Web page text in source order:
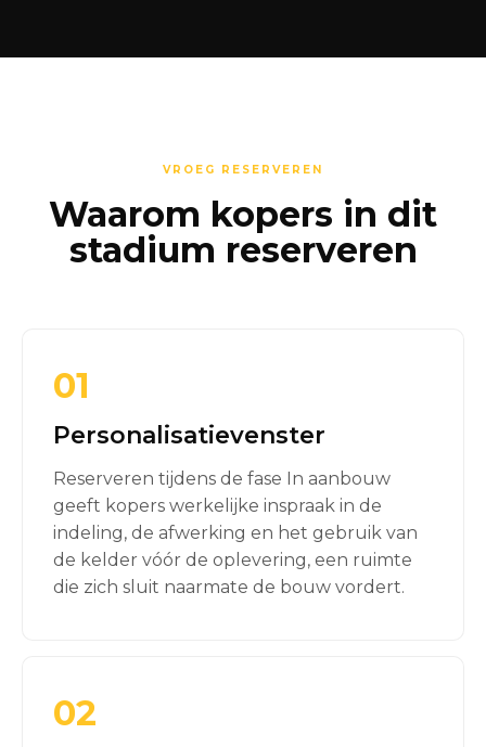
VROEG RESERVEREN
Waarom kopers in dit
stadium reserveren
01
Personalisatievenster
Reserveren tijdens de fase In aanbouw
geeft kopers werkelijke inspraak in de
indeling, de afwerking en het gebruik van
de kelder vóór de oplevering, een ruimte
die zich sluit naarmate de bouw vordert.
02